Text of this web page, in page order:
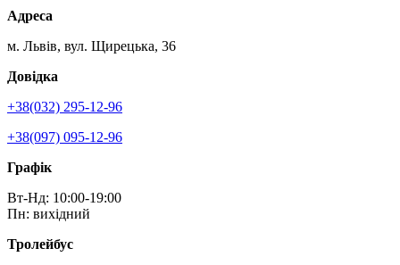
Адреса
м. Львів, вул. Щирецька, 36
Довідка
+38(032) 295-12-96
+38(097) 095-12-96
Графік
Вт-Нд: 10:00-19:00
Пн: вихідний
Тролейбус